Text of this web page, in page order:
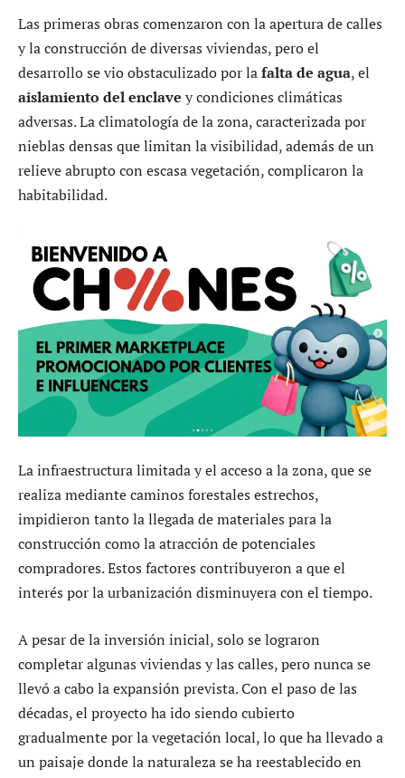
Las primeras obras comenzaron con la apertura de calles
y la construcción de diversas viviendas, pero el
desarrollo se vio obstaculizado por lafalta de agua, el
aislamiento del enclave y condiciones climáticas
adversas. La climatología de la zona, caracterizada por
nieblas densas que limitan la visibilidad, además de un
relieve abrupto con escasa vegetación, complicaron la
habitabilidad.
La infraestructura limitada y el acceso a la zona, que se
realiza mediante caminos forestales estrechos,
impidieron tanto la llegada de materiales para la
construcción como la atracción de potenciales
compradores. Estos factores contribuyeron a que el
interés por la urbanización disminuyera con el tiempo.
A pesar de la inversión inicial, solo se lograron
completar algunas viviendas y las calles, pero nunca se
llevó a cabo la expansión prevista. Con el paso de las
décadas, el proyecto ha ido siendo cubierto
gradualmente por la vegetación local, lo que ha llevado a
un paisaje donde la naturaleza se ha reestablecido en